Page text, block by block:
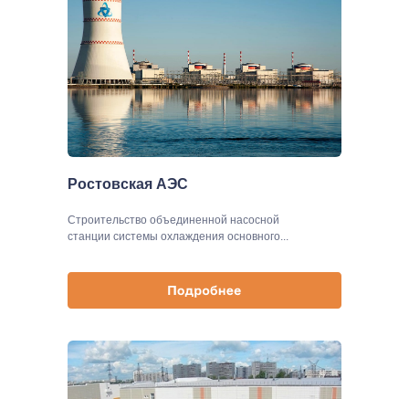
Ростовская АЭС
Строительство объединенной насосной
станции системы охлаждения основного...